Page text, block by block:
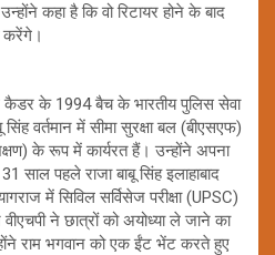
कहा है कि वो रिटायर होने के बाद
करेंगे।
कैडर के 1994 बैच के भारतीय पुलिस सेवा
वर्तमान में सीमा सुरक्षा बल (बीएसएफ)
के रूप में कार्यरत हैं। उन्होंने अपना
साल पहले राजा बाबू सिंह इलाहाबाद
में सिविल सर्विसेज परीक्षा (UPSC)
ने छात्रों को अयोध्या ले जाने का
राम भगवान को एक ईंट भेंट करते हुए